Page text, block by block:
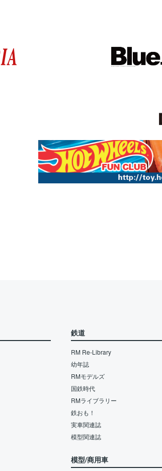
鉄道
RM Re-Library
幼年誌
RMモデルズ
国鉄時代
RMライブラリー
鉄おも！
実車関連誌
模型関連誌
模型/商用車